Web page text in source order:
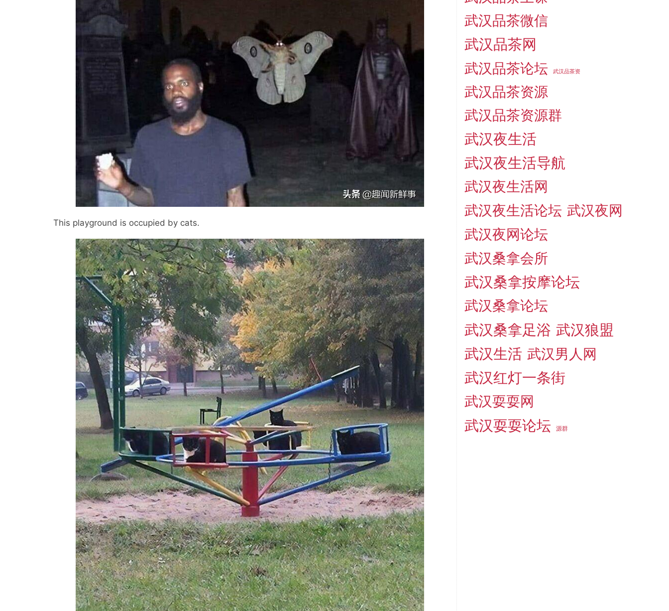
This playground is occupied by cats.
武汉品茶微信
武汉品茶网
武汉品茶论坛
武汉品茶资
武汉品茶资源
武汉品茶资源群
武汉夜生活
武汉夜生活导航
武汉夜生活网
武汉夜生活论坛 武汉夜网
武汉夜网论坛
武汉桑拿会所
武汉桑拿按摩论坛
武汉桑拿论坛
武汉桑拿足浴 武汉狼盟
武汉生活 武汉男人网
武汉红灯一条街
武汉耍耍网
武汉耍耍论坛 源群